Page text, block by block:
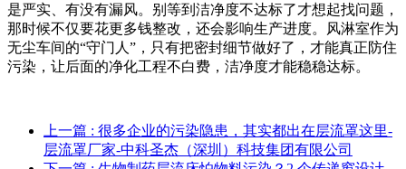
是严实、有没有漏风。别等到洁净度不达标了才想起找问题，
那时候不仅要花更多钱整改，还会影响生产进度。风淋室作为
无尘车间的“守门人”，只有把密封细节做好了，才能真正防住
污染，让后面的净化工程不白费，洁净度才能稳稳达标。
上一篇 : 很多企业的污染隐患，其实都出在层流罩这里-
层流罩厂家-中科圣杰（深圳）科技集团有限公司